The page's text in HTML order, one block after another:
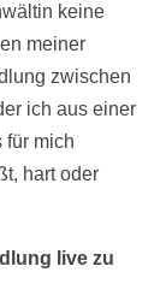
keine
meiner
zwischen
ich aus einer
für mich
hart oder
live zu